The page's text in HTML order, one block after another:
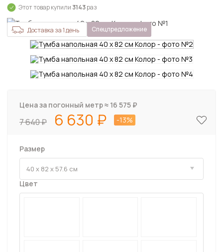
Этот товар купили 3143раз
Доставка за 1 день Спецпредложение
Цена за погонный метр ≈ 16 575 ₽
7 640 6 630 -13%
Размер
Цвет